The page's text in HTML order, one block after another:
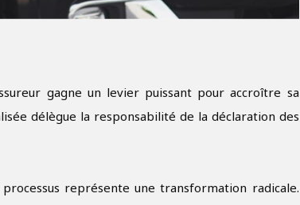
gagne un levier puissant pour accroître sa
délègue la responsabilité de la déclaration des
représente une transformation radicale.